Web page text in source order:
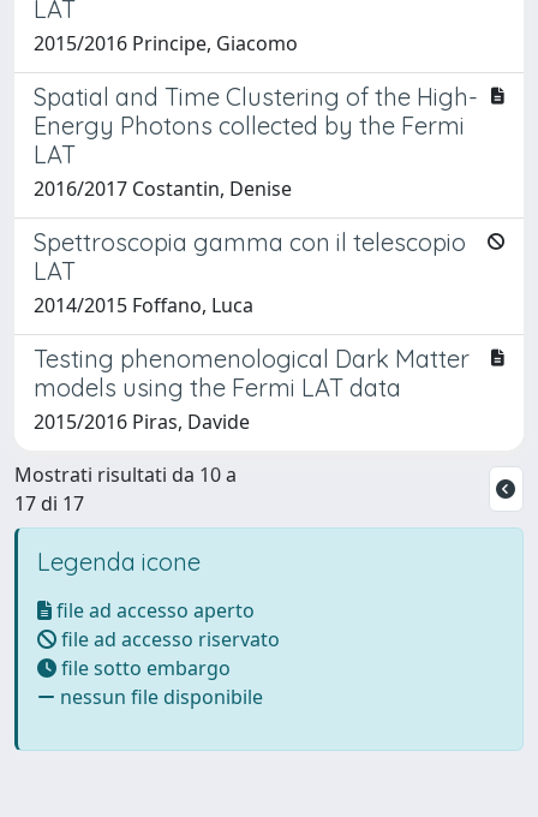
LAT
2015/2016 Principe, Giacomo
Spatial and Time Clustering of the High-
Energy Photons collected by the Fermi
LAT
2016/2017 Costantin, Denise
Spettroscopia gamma con il telescopio
LAT
2014/2015 Foffano, Luca
Testing phenomenological Dark Matter
models using the Fermi LAT data
2015/2016 Piras, Davide
Mostrati risultati da 10 a
17 di 17
Legenda icone
file ad accesso aperto
file ad accesso riservato
file sotto embargo
nessun file disponibile